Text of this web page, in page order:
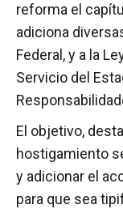
reforma el
adiciona
Federal, y a la
Servicio del
El objetivo,
hostigamiento
y adicionar el
para que sea